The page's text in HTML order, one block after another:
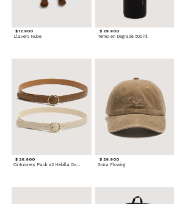
$ 12.900
Llavero Nube
$ 29.900
Termo en Degrade 500 ml
$ 29.900
Cinturones Pack x2 Hebilla Ovalada
$ 29.900
Gorra Flowing